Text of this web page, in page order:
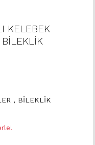
KELEBEK
, BİLEKLİK